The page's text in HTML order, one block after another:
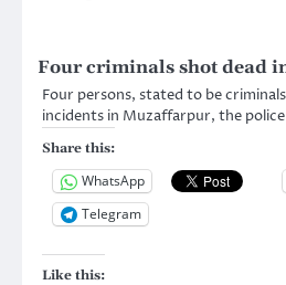
Four criminals shot dead
Four persons, stated to be
incidents in Muzaffarpur, the police
Share this:
WhatsApp
Telegram
Like this: